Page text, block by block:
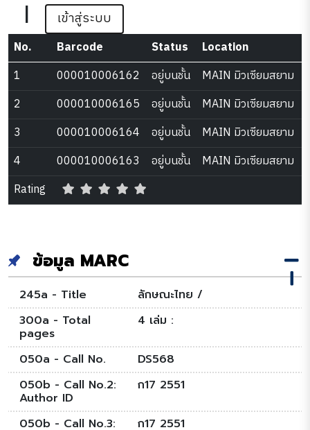
| เข้าสู่ระบบ
No. Barcode Status
Location
1
000010006162 อยู่บนชั้น
MAIN มิวเซียมสยาม
2
000010006165 อยู่บนชั้น
MAIN มิวเซียมสยาม
3
000010006164 อยู่บนชั้น
MAIN มิวเซียมสยาม
4
000010006163 อยู่บนชั้น
MAIN มิวเซียมสยาม
Rating
ข้อมูล MARC
245a - Title
ลักษณะไทย /
300a - Total
pages
4 เล่ม :
050a - Call No.
DS568
050b - Call No.2:
Author ID
ก17 2551
050b - Call No.3: ก17 2551